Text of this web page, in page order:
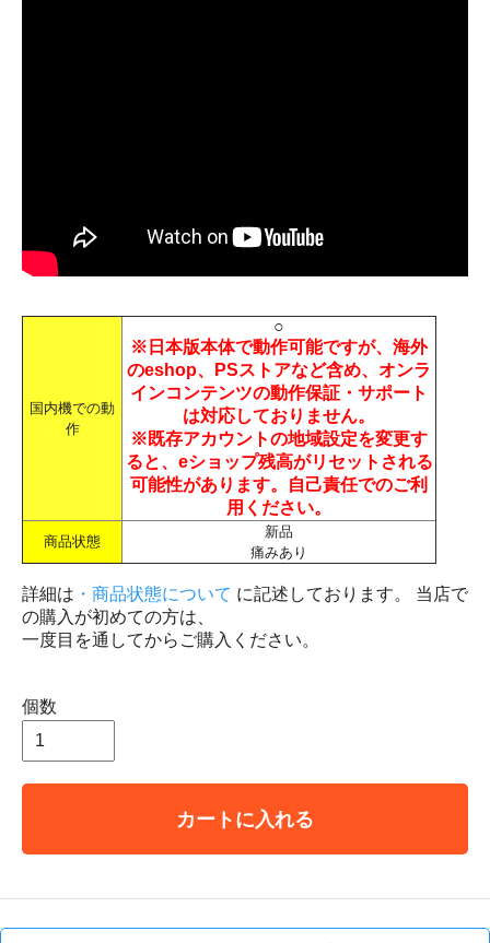
国内機での動
作
○
※日本版本体で動作可能ですが、海外
のeshop、PSストアなど含め、オンラ
インコンテンツの動作保証・サポート
は対応しておりません。
※既存アカウントの地域設定を変更す
ると、eショップ残高がリセットされる
可能性があります。自己責任でのご利
用ください。
商品状態
新品
痛みあり
詳細は ・商品状態について に記述しております。 当店で
の購入が初めての方は、
一度目を通してからご購入ください。
個数
カートに入れる